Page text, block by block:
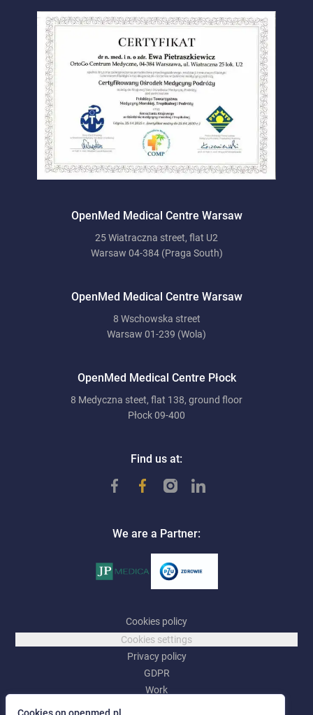
OpenMed Medical Centre Warsaw
25 Wiatraczna street, flat U2
Warsaw 04-384 (Praga South)
OpenMed Medical Centre Warsaw
8 Wschowska street
Warsaw 01-239 (Wola)
OpenMed Medical Centre Płock
8 Medyczna steet, flat 138, ground floor
Płock 09-400
Find us at:
We are a Partner:
Cookies policy
Cookies settings
Privacy policy
GDPR
Work